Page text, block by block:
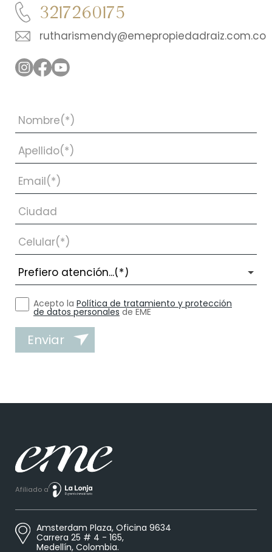
3217260175
rutharismendy@emepropiedadraiz.com.co
Acepto la Política de tratamiento y protección
de datos personalesde EME
Enviar
Afiliado a
Amsterdam Plaza, Oficina 9634
Carrera 25 # 4 - 165,
Medellín, Colombia.